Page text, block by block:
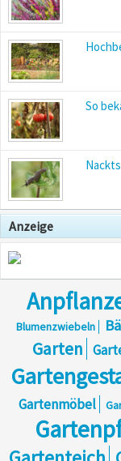
So
Anzeige
Blumenzwiebeln
Garten
Gartenmöbel